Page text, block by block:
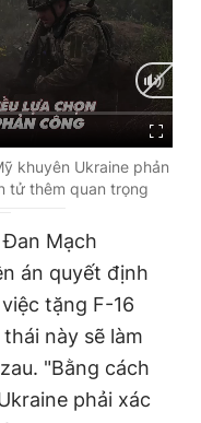
quảng cáo
404
soạn Chính sách bảo
cấp ngày 24.3.2020
Niên. Cấm sao
chấp thuận bằng văn
khuyên Ukraine phản
tử thêm quan trọng
Mạch
án quyết định
tặng F-16
này sẽ làm
"Bằng cách
phải xác